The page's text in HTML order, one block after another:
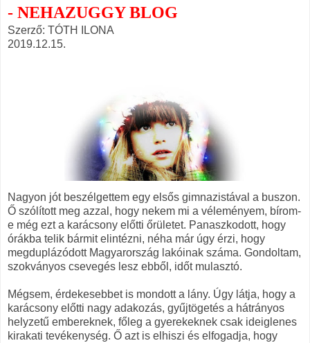
- NEHAZUGGY BLOG
Szerző: TÓTH ILONA
2019.12.15.
Nagyon jót beszélgettem egy elsős gimnazistával a buszon.
Ő szólított meg azzal, hogy nekem mi a véleményem, bírom-
e még ezt a karácsony előtti őrületet. Panaszkodott, hogy
órákba telik bármit elintézni, néha már úgy érzi, hogy
megduplázódott Magyarország lakóinak száma. Gondoltam,
szokványos csevegés lesz ebből, időt mulasztó.
Mégsem, érdekesebbet is mondott a lány. Úgy látja, hogy a
karácsony előtti nagy adakozás, gyűjtögetés a hátrányos
helyzetű embereknek, főleg a gyerekeknek csak ideiglenes
kirakati tevékenység. Ő azt is elhiszi és elfogadja, hogy